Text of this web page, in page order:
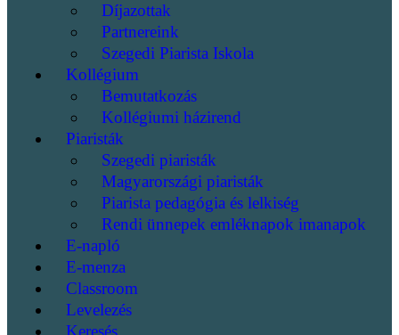
Díjazottak
Partnereink
Szegedi Piarista Iskola
Kollégium
Bemutatkozás
Kollégiumi házirend
Piaristák
Szegedi piaristák
Magyarországi piaristák
Piarista pedagógia és lelkiség
Rendi ünnepek emléknapok imanapok
E-napló
E-menza
Classroom
Levelezés
Keresés